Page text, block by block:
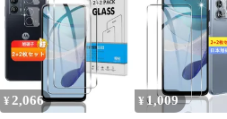
5G ケース モトローラ
モトg53j 5g 用 手帳型
ケース 携帯カバー モト
ローラ モトg53y 5g ス
マホケース 6.5インチ対
応
motog53j5g カー
スマホカバー
g53j5g ケース
5g 手帳型 moto g53j 5g
ケース ブラック
¥ 2,066 ¥ 1,009